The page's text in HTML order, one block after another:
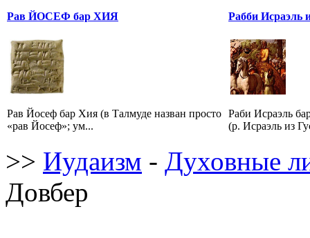
Рав ЙОСЕФ бар ХИЯ
Рав Йосеф бар Хия (в Талмуде назван просто
«рав Йосеф»; ум...
Рабби Исраэль
Раби Исраэль
(р. Исраэль из
>> Иудаизм - Духовные
Довбер